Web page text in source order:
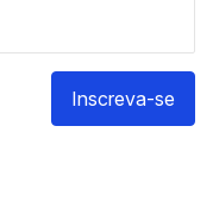
Inscreva-se